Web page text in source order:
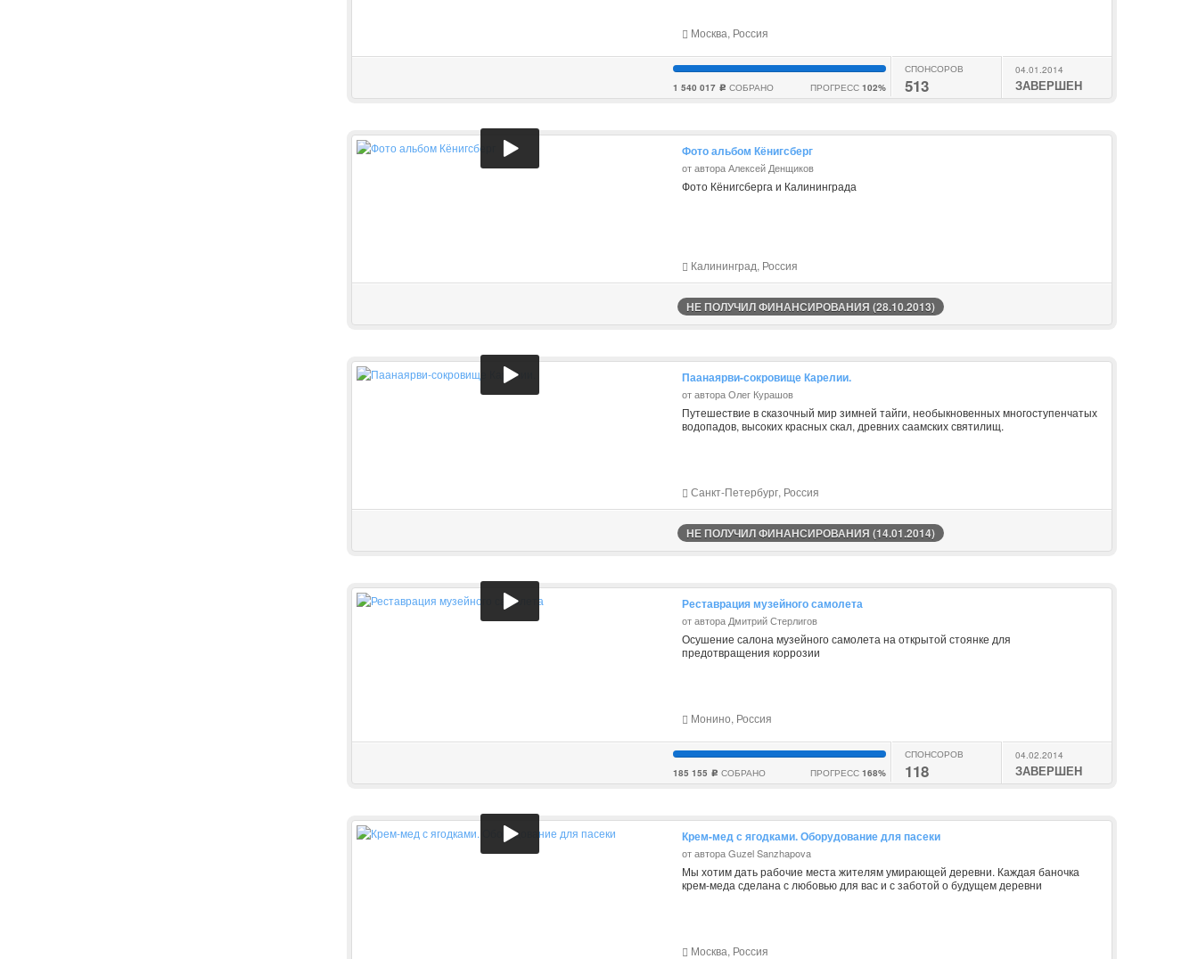
Москва, Россия
1 540 017 c СОБРАНО ПРОГРЕСС 102%
СПОНСОРОВ
513
04.01.2014
ЗАВЕРШЕН
Фото альбом Кёнигсберг
от автора Алексей Денщиков
Фото Кёнигсберга и Калининграда
Калининград, Россия
НЕ ПОЛУЧИЛ ФИНАНСИРОВАНИЯ (28.10.2013)
Паанаярви-сокровище Карелии.
от автора Олег Курашов
Путешествие в сказочный мир зимней тайги, необыкновенных многоступенчатых
водопадов, высоких красных скал, древних саамских святилищ.
Санкт-Петербург, Россия
НЕ ПОЛУЧИЛ ФИНАНСИРОВАНИЯ (14.01.2014)
Реставрация музейного самолета
от автора Дмитрий Стерлигов
Осушение салона музейного самолета на открытой стоянке для
предотвращения коррозии
Монино, Россия
185 155 c СОБРАНО ПРОГРЕСС 168%
СПОНСОРОВ
118
04.02.2014
ЗАВЕРШЕН
Крем-мед с ягодками. Оборудование для пасеки
от автора Guzel Sanzhapova
Мы хотим дать рабочие места жителям умирающей деревни. Каждая баночка
крем-меда сделана с любовью для вас и с заботой о будущем деревни
Москва, Россия